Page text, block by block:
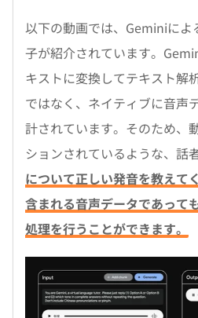
以下の動画では、Geminiによ
子が紹介されています。
キストに変換してテキスト解
ではなく、ネイティブに音声
計されています。そのため、
ションされているような、話
について正しい発音を教えて
含まれる音声データであって
処理を行うことができます。